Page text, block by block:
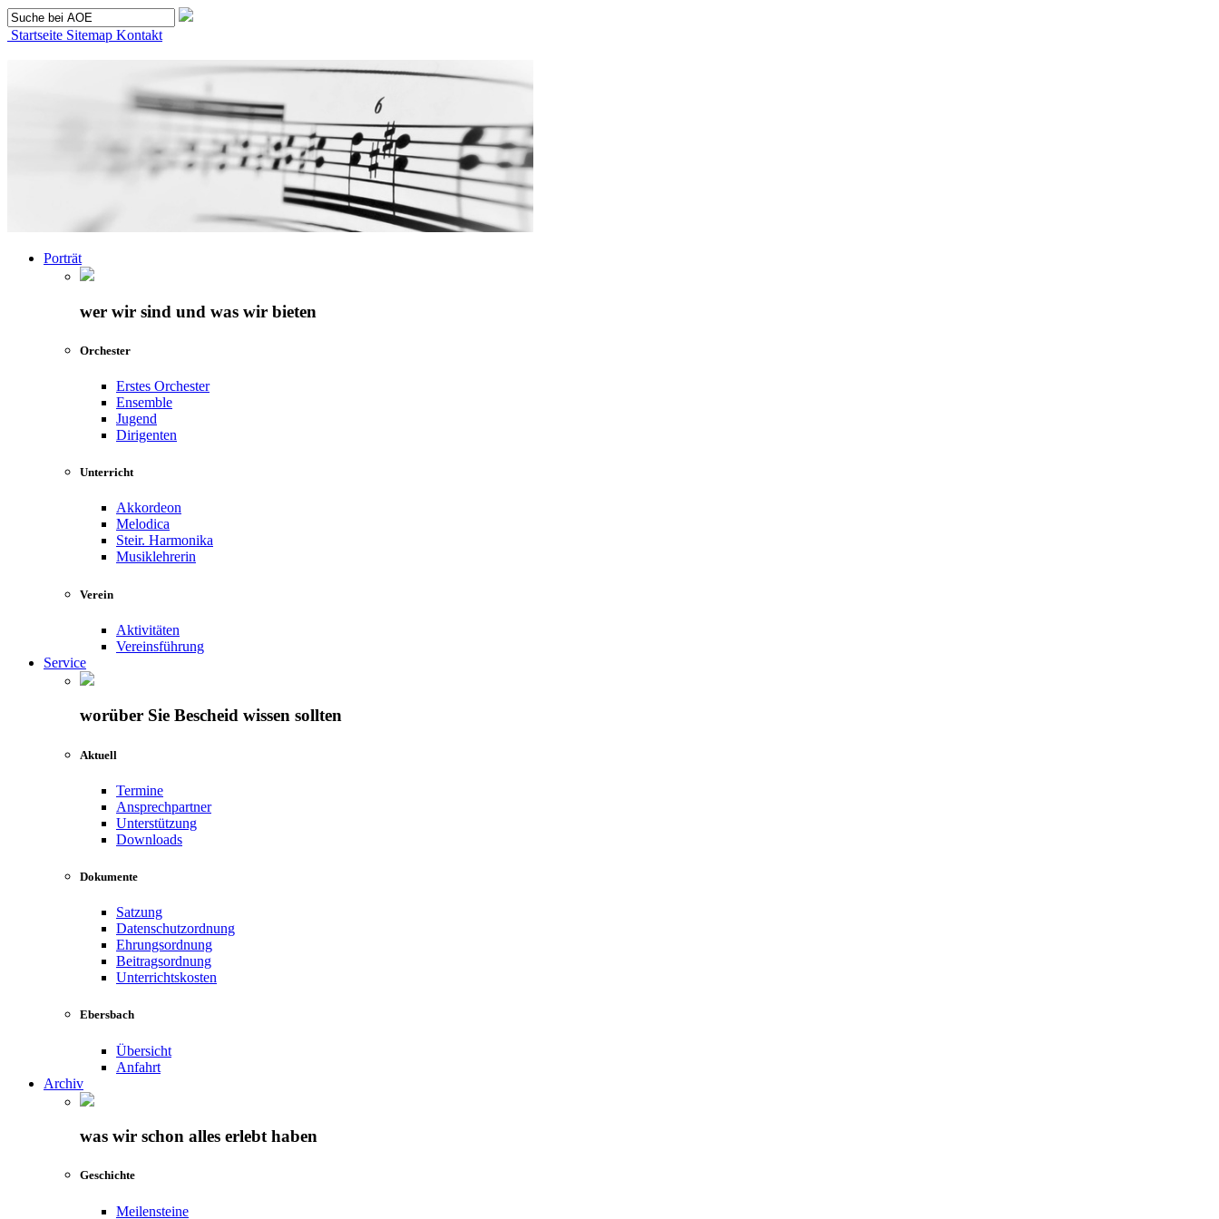
Startseite Sitemap Kontakt
Porträt
wer wir sind und was wir bieten
Orchester
Erstes Orchester
Ensemble
Jugend
Dirigenten
Unterricht
Akkordeon
Melodica
Steir. Harmonika
Musiklehrerin
Verein
Aktivitäten
Vereinsführung
Service
worüber Sie Bescheid wissen sollten
Aktuell
Termine
Ansprechpartner
Unterstützung
Downloads
Dokumente
Satzung
Datenschutzordnung
Ehrungsordnung
Beitragsordnung
Unterrichtskosten
Ebersbach
Übersicht
Anfahrt
Archiv
was wir schon alles erlebt haben
Geschichte
Meilensteine